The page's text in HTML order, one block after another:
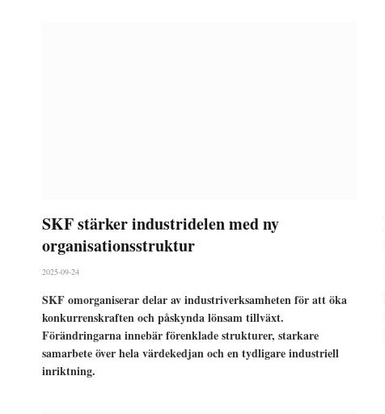
SKF stärker industridelen med ny
organisationsstruktur
2025-09-24
SKF omorganiserar delar av industriverksamheten för att öka
konkurrenskraften och påskynda lönsam tillväxt.
Förändringarna innebär förenklade strukturer, starkare
samarbete över hela värdekedjan och en tydligare industriell
inriktning.